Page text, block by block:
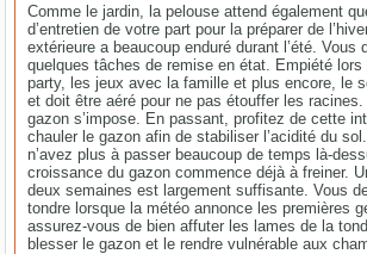
Comme le jardin, la pelouse attend également
d’entretien de votre part pour la préparer de
extérieure a beaucoup enduré durant l’été. Vous
quelques tâches de remise en état. Empiété lors
party, les jeux avec la famille et plus encore, le
et doit être aéré pour ne pas étouffer les
gazon s’impose. En passant, profitez de cette
chauler le gazon afin de stabiliser l’acidité du
n’avez plus à passer beaucoup de temps là-
croissance du gazon commence déjà à freiner.
deux semaines est largement suffisante. Vous
tondre lorsque la météo annonce les premières
assurez-vous de bien affuter les lames de la
blesser le gazon et le rendre vulnérable aux